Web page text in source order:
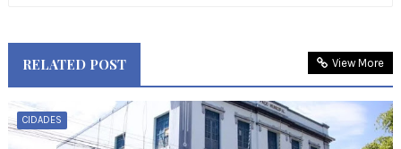
RELATED POST View More
CIDADES